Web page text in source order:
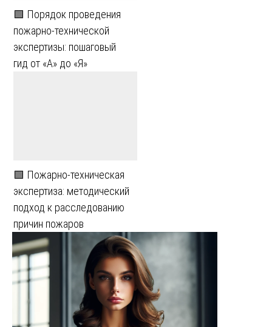
🟩 Порядок проведения
пожарно-технической
экспертизы: пошаговый
гид от «А» до «Я»
🟩 Пожарно-техническая
экспертиза: методический
подход к расследованию
причин пожаров